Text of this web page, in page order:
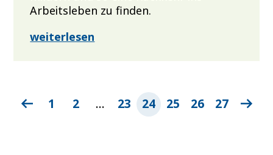
Arbeitsleben zu finden.
weiterlesen
1 2 … 23 24 25 26 27